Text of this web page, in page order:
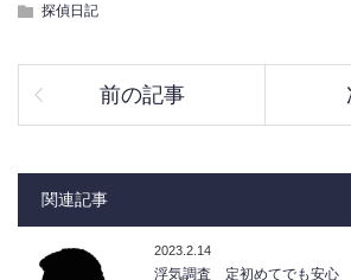
探偵日記
前の記事
関連記事
2023.2.14
浮気調査 定初めてでも安